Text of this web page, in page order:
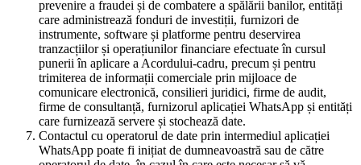
prevenire a fraudei și de combatere a spălării banilor, entități
care administrează fonduri de investiții, furnizori de
instrumente, software și platforme pentru deservirea
tranzacțiilor și operațiunilor financiare efectuate în cursul
punerii în aplicare a Acordului-cadru, precum și pentru
trimiterea de informații comerciale prin mijloace de
comunicare electronică, consilieri juridici, firme de audit,
firme de consultanță, furnizorul aplicației WhatsApp și entități
care furnizează servere și stochează date.
Contactul cu operatorul de date prin intermediul aplicației
WhatsApp poate fi inițiat de dumneavoastră sau de către